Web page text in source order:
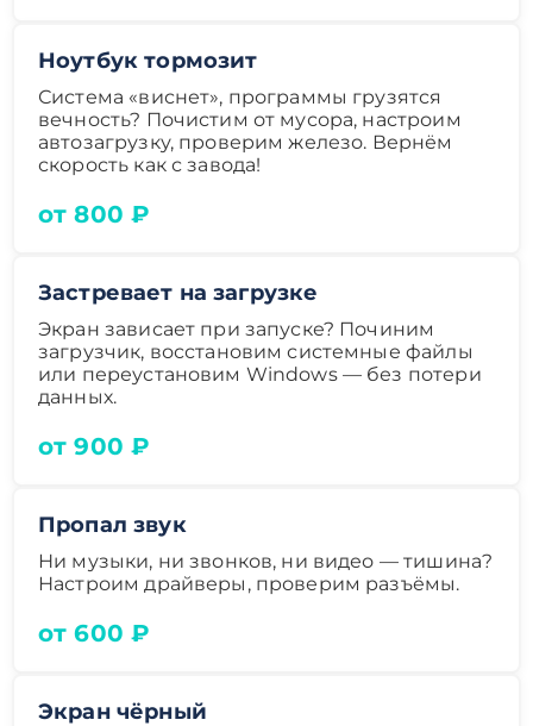
Ноутбук тормозит
Система «виснет», программы грузятся
вечность? Почистим от мусора, настроим
автозагрузку, проверим железо. Вернём
скорость как с завода!
от 800 ₽
Застревает на загрузке
Экран зависает при запуске? Починим
загрузчик, восстановим системные файлы
или переустановим Windows — без потери
данных.
от 900 ₽
Пропал звук
Ни музыки, ни звонков, ни видео — тишина?
Настроим драйверы, проверим разъёмы.
от 600 ₽
Экран чёрный